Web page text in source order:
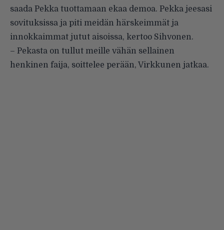
saada Pekka tuottamaan ekaa demoa. Pekka jeesasi
sovituksissa ja piti meidän härskeimmät ja
innokkaimmat jutut aisoissa, kertoo Sihvonen.
– Pekasta on tullut meille vähän sellainen
henkinen faija, soittelee perään, Virkkunen jatkaa.